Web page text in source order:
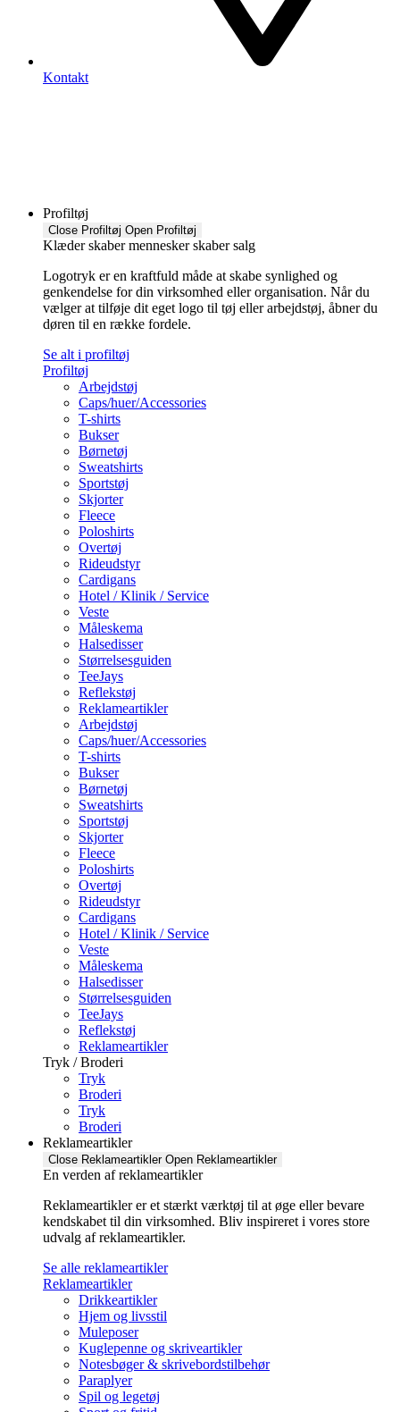
Kontakt
Profiltøj
Close Profiltøj Open Profiltøj
Klæder skaber mennesker skaber salg
Logotryk er en kraftfuld måde at skabe synlighed og
genkendelse for din virksomhed eller organisation. Når du
vælger at tilføje dit eget logo til tøj eller arbejdstøj, åbner du
døren til en række fordele.
Se alt i profiltøj
Profiltøj
Arbejdstøj
Caps/huer/Accessories
T-shirts
Bukser
Børnetøj
Sweatshirts
Sportstøj
Skjorter
Fleece
Poloshirts
Overtøj
Rideudstyr
Cardigans
Hotel / Klinik / Service
Veste
Måleskema
Halsedisser
Størrelsesguiden
TeeJays
Reflekstøj
Reklameartikler
Arbejdstøj
Caps/huer/Accessories
T-shirts
Bukser
Børnetøj
Sweatshirts
Sportstøj
Skjorter
Fleece
Poloshirts
Overtøj
Rideudstyr
Cardigans
Hotel / Klinik / Service
Veste
Måleskema
Halsedisser
Størrelsesguiden
TeeJays
Reflekstøj
Reklameartikler
Tryk / Broderi
Tryk
Broderi
Tryk
Broderi
Reklameartikler
Close Reklameartikler Open Reklameartikler
En verden af reklameartikler ​
Reklameartikler er et stærkt værktøj til at øge eller bevare
kendskabet til din virksomhed. Bliv inspireret i vores store
udvalg af reklameartikler.
Se alle reklameartikler
Reklameartikler
Drikkeartikler
Hjem og livsstil
Muleposer
Kuglepenne og skriveartikler
Notesbøger & skrivebordstilbehør
Paraplyer
Spil og legetøj